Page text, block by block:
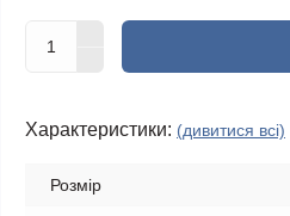
Характеристики: (дивитися всі)
Розмір